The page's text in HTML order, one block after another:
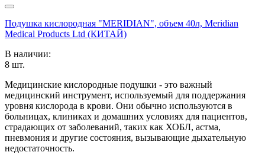
Подушка кислородная "MERIDIAN", объем 40л, Meridian
Medical Products Ltd (КИТАЙ)
В наличии:
8 шт.
Медицинские кислородные подушки - это важный
медицинский инструмент, используемый для поддержания
уровня кислорода в крови. Они обычно используются в
больницах, клиниках и домашних условиях для пациентов,
страдающих от заболеваний, таких как ХОБЛ, астма,
пневмония и другие состояния, вызывающие дыхательную
недостаточность.